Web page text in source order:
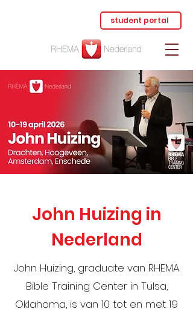
student portal
John Huizing in
Nederland
John Huizing, graduate van RHEMA
Bible Training Center in Tulsa,
Oklahoma, is van 10 tot en met 19